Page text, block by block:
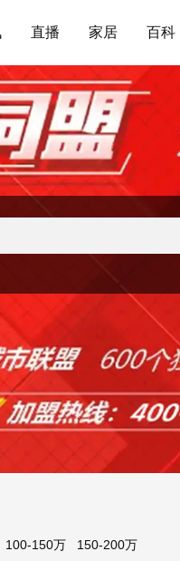
直播 家居 百科
100-150万
150-200万